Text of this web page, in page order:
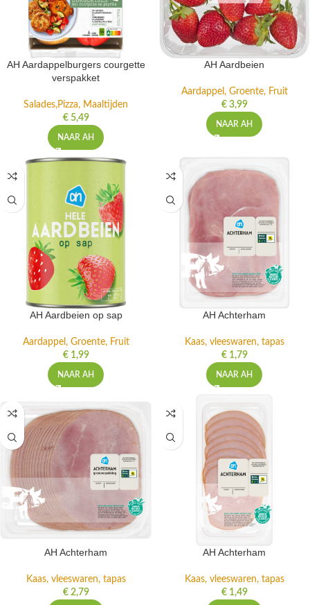
AH Aardappelburgers courgette
verspakket
Salades,Pizza, Maaltijden
€5,49
NAAR AH
AH Aardbeien
Aardappel, Groente, Fruit
€3,99
NAAR AH
AH Aardbeien op sap
Aardappel, Groente, Fruit
€1,99
NAAR AH
AH Achterham
Kaas, vleeswaren, tapas
€1,79
NAAR AH
AH Achterham
Kaas, vleeswaren, tapas
€2,79
AH Achterham
Kaas, vleeswaren, tapas
€1,49